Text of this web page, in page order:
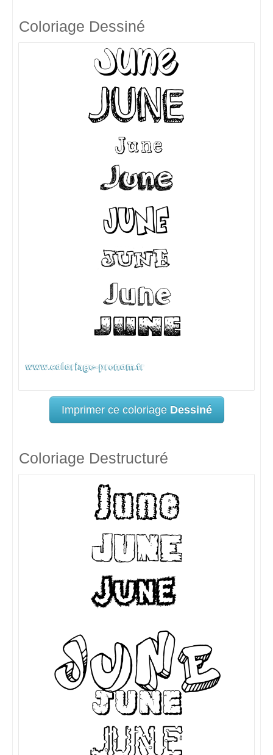
Coloriage Dessiné
Imprimer ce coloriage Dessiné
Coloriage Destructuré